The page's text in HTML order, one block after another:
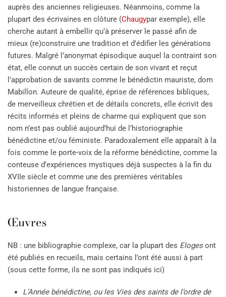
auprès des anciennes religieuses. Néanmoins, comme la
plupart des écrivaines en clôture (Chaugypar exemple), elle
cherche autant à embellir qu’à préserver le passé afin de
mieux (re)construire une tradition et d’édifier les générations
futures. Malgré l’anonymat épisodique auquel la contraint son
état, elle connut un succès certain de son vivant et reçut
l’approbation de savants comme le bénédictin mauriste, dom
Mabillon. Auteure de qualité, éprise de références bibliques,
de merveilleux chrétien et de détails concrets, elle écrivit des
récits informés et pleins de charme qui expliquent que son
nom n’est pas oublié aujourd’hui de l’historiographie
bénédictine et/ou féministe. Paradoxalement elle apparaît à la
fois comme le porte-voix de la réforme bénédictine, comme la
conteuse d’expériences mystiques déjà suspectes à la fin du
XVIIe siècle et comme une des premières véritables
historiennes de langue française.
Œuvres
NB : une bibliographie complexe, car la plupart des Elogesont
été publiés en recueils, mais certains l’ont été aussi à part
(sous cette forme, ils ne sont pas indiqués ici)
L’Année bénédictine, ou les Vies des saints de l’ordre de